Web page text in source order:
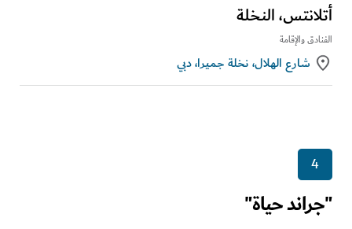
أتلانتس، النخلة
الفنادق والإقامة
شارع الهلال، نخلة جميرا، دبي
4
"جراند حياة"